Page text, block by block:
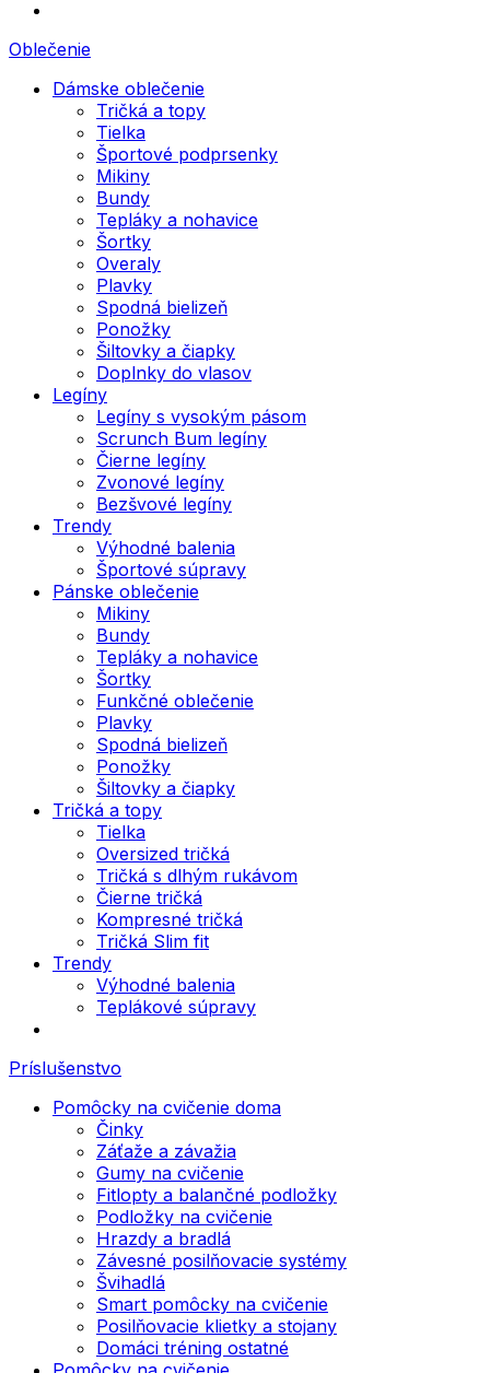
Oblečenie
Dámske oblečenie
Tričká a topy
Tielka
Športové podprsenky
Mikiny
Bundy
Tepláky a nohavice
Šortky
Overaly
Plavky
Spodná bielizeň
Ponožky
Šiltovky a čiapky
Doplnky do vlasov
Legíny
Legíny s vysokým pásom
Scrunch Bum legíny
Čierne legíny
Zvonové legíny
Bezšvové legíny
Trendy
Výhodné balenia
Športové súpravy
Pánske oblečenie
Mikiny
Bundy
Tepláky a nohavice
Šortky
Funkčné oblečenie
Plavky
Spodná bielizeň
Ponožky
Šiltovky a čiapky
Tričká a topy
Tielka
Oversized tričká
Tričká s dlhým rukávom
Čierne tričká
Kompresné tričká
Tričká Slim fit
Trendy
Výhodné balenia
Teplákové súpravy
Príslušenstvo
Pomôcky na cvičenie doma
Činky
Záťaže a závažia
Gumy na cvičenie
Fitlopty a balančné podložky
Podložky na cvičenie
Hrazdy a bradlá
Závesné posilňovacie systémy
Švihadlá
Smart pomôcky na cvičenie
Posilňovacie klietky a stojany
Domáci tréning ostatné